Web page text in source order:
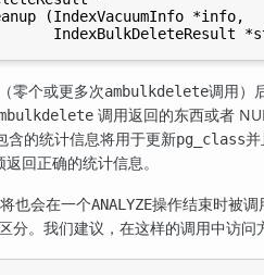
(IndexVacuumInfo *info,
零个或更多次ambulkdelete调用）
调用返回的东西或者
含的统计信息将用于更新pg_class并
回正确的统计信息。
将也会在一个ANALYZE操作结束时被调
分。我们建议，在这样的调用中访问